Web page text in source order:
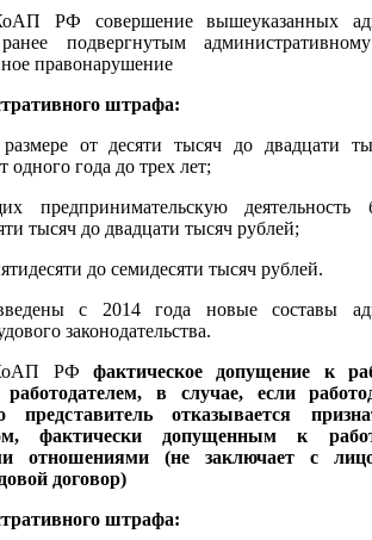
РФ совершение вышеуказанных
подвергнутым
правонарушение
штрафа:
от десяти тысяч до двадцати
года до трех лет;
деятельность
тысяч до двадцати тысяч рублей;
до семидесяти тысяч рублей.
с 2014 года новые составы
законодательства.
РФ фактическое допущение к
в случае, если
отказывается
фактически допущенным к
отношениями (не заключает с
договор)
штрафа: